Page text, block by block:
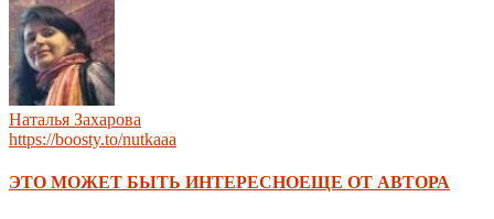
Наталья Захарова
https://boosty.to/nutkaaa
ЭТО МОЖЕТ БЫТЬ ИНТЕРЕСНОЕЩЕ ОТ АВТОРА